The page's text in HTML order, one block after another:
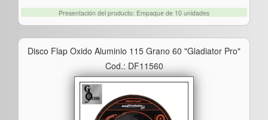
Presentación del producto: Empaque de 10 unidades
Disco Flap Oxido Aluminio 115 Grano 60 "gladiator Pro"
Cod.: DF11560